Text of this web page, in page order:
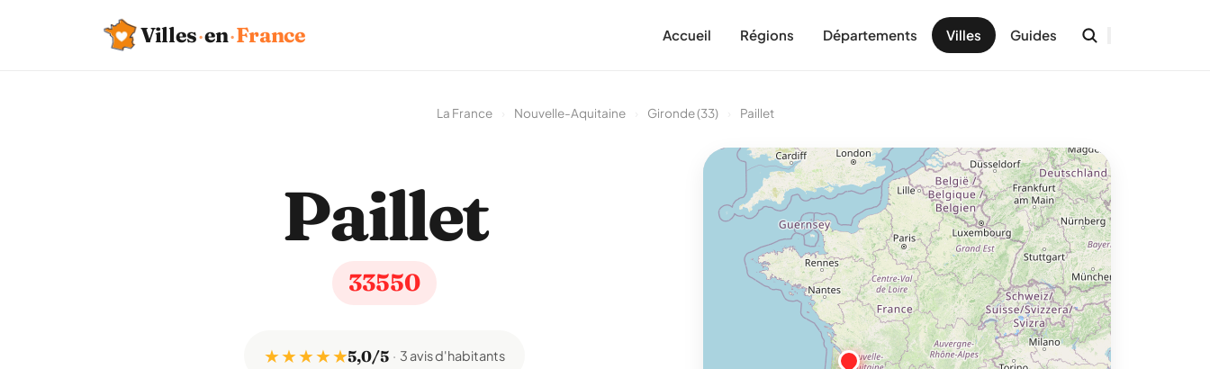
Villes·en·France Accueil Régions Départements Villes Guides
La France Nouvelle-Aquitaine Gironde (33) Paillet
Paillet
33550
★ ★ ★ ★ ★5,0/5 3 avis d'habitants